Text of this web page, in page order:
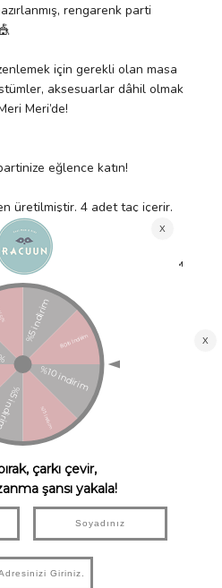
rengarenk parti
için gerekli olan masa
aksesuarlar dâhil olmak
Meri’de!
eğlence katın!
üretilmiştir. 4 adet taç içerir.
ile partinizi benzersiz
bir gelecek sağlamak için FSC™